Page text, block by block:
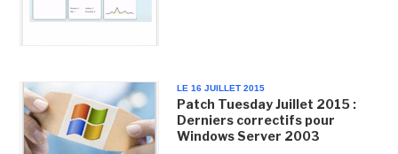
LE 16 JUILLET 2015
Patch Tuesday Juillet 2015 :
Derniers correctifs pour
Windows Server 2003